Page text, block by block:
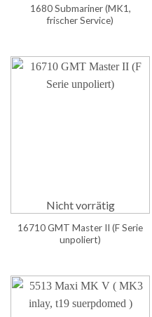
1680 Submariner (MK1,
frischer Service)
Nicht vorrätig
16710 GMT Master II (F Serie
unpoliert)